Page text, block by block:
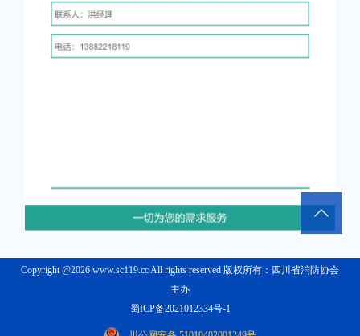
Copyright @2026 www.sc119.cc All rights reserved 版权所有：四川省消防协会
主办
蜀ICP备2021012334号-1